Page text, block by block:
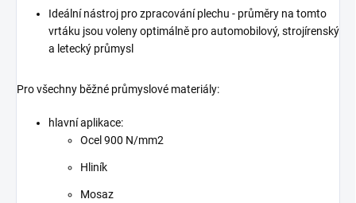
Ideální nástroj pro zpracování plechu - průměry na tomto
vrtáku jsou voleny optimálně pro automobilový, strojírenský
a letecký průmysl
Pro všechny běžné průmyslové materiály:
hlavní aplikace:
Ocel 900 N/mm2
Hliník
Mosaz